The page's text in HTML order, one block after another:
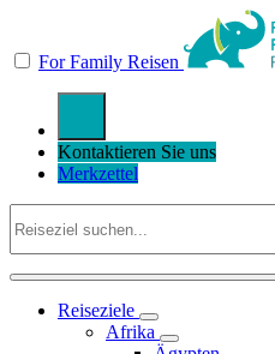
For Family Reisen
Kontaktieren Sie uns
Merkzettel
Reiseziele
Afrika